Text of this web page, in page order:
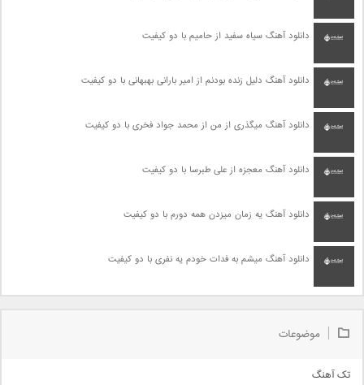
دانلود آهنگ سیاه سفید از حامیم با دو کیفیت
دانلود آهنگ دلیل زنده بودنم از امیر بارانی بهبهانی با دو کیفیت
دانلود آهنگ میگذری از من از محمد جواد فخری با دو کیفیت
دانلود آهنگ معجزه از علی طبرسا با دو کیفیت
دانلود آهنگ یه زمان میزدن همه دورم با دو کیفیت
دانلود آهنگ میشم به فدات خودم یه نفری با دو کیفیت
موضوعات
تک آهنگ